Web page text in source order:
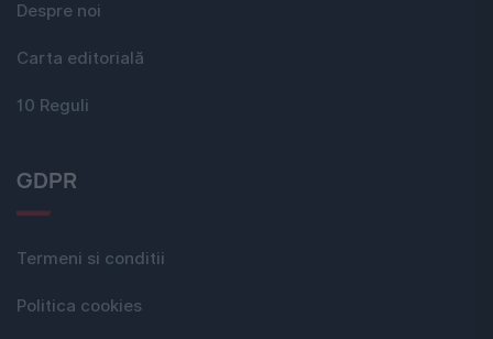
Despre noi
Carta editorială
10 Reguli
GDPR
Termeni si conditii
Politica cookies